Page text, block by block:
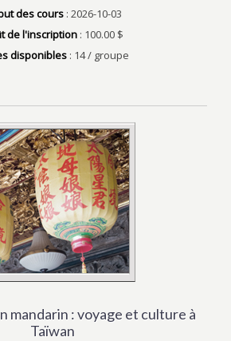
des cours: 2026-10-03
de l'inscription: 100.00 $
disponibles : 14 / groupe
mandarin : voyage et culture à
Taïwan